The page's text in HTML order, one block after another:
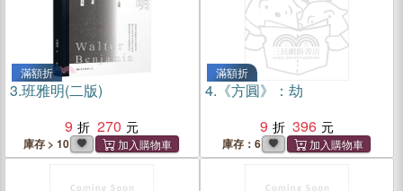
滿額折
3.班雅明(二版)
9
270
庫存 > 10
滿額折
4. 《方圓》：劫
9
396
庫存：6